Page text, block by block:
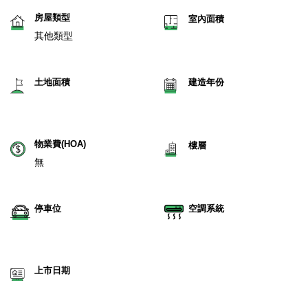
房屋類型
其他類型
室內面積
土地面積 建造年份
物業費(HOA)
無
樓層
停車位 空調系統
上市日期